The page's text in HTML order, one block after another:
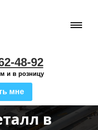
48-92
и в розницу
мне
в